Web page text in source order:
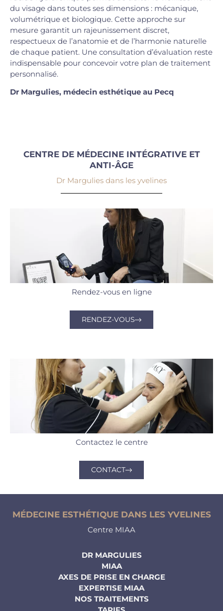
du visage dans toutes ses dimensions : mécanique,
volumétrique et biologique. Cette approche sur
mesure garantit un rajeunissement discret,
respectueux de l’anatomie et de l’harmonie naturelle
de chaque patient. Une consultation d’évaluation reste
indispensable pour concevoir votre plan de traitement
personnalisé.
Dr Margulies, médecin esthétique au Pecq
CENTRE DE MÉDECINE INTÉGRATIVE ET
ANTI-ÂGE
Dr Margulies dans les yvelines
Rendez-vous en ligne
RENDEZ-VOUS
Contactez le centre
CONTACT
MÉDECINE ESTHÉTIQUE DANS LES YVELINES
Centre MIAA
DR MARGULIES
MIAA
AXES DE PRISE EN CHARGE
EXPERTISE MIAA
NOS TRAITEMENTS